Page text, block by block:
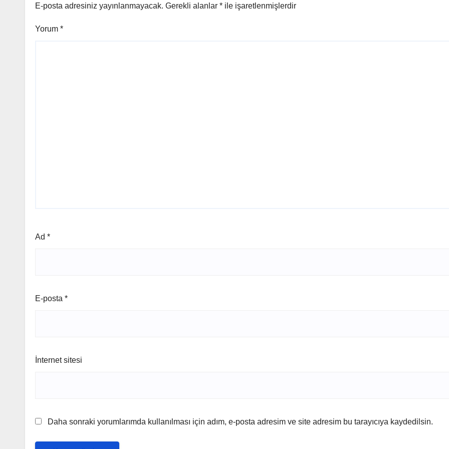
E-posta adresiniz yayınlanmayacak. Gerekli alanlar * ile işaretlenmişlerdir
Yorum *
Ad *
E-posta *
İnternet sitesi
Daha sonraki yorumlarımda kullanılması için adım, e-posta adresim ve site adresim bu tarayıcıya kaydedilsin.